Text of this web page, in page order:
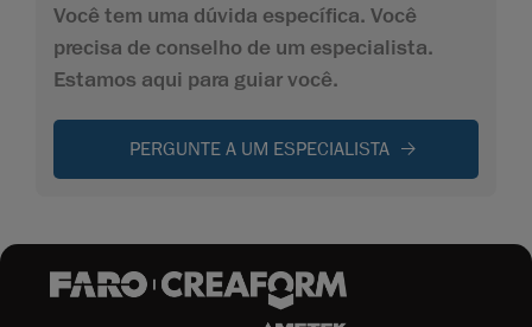
Você tem uma dúvida específica. Você
precisa de conselho de um especialista.
Estamos aqui para guiar você.
PERGUNTE A UM ESPECIALISTA